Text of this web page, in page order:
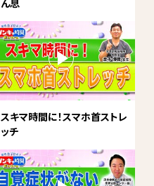
ん息
スキマ時間に！スマホ首ストレ
ッチ